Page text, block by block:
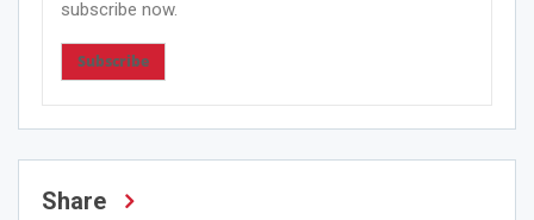
subscribe now.
Subscribe
Share